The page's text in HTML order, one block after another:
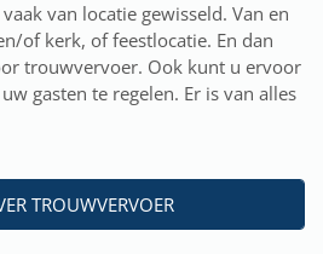
van locatie gewisseld. Van en
of kerk, of feestlocatie. En dan
trouwvervoer. Ook kunt u ervoor
gasten te regelen. Er is van alles
TROUWVERVOER